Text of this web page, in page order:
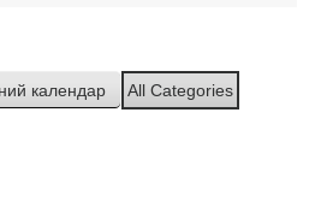
календар All Categories